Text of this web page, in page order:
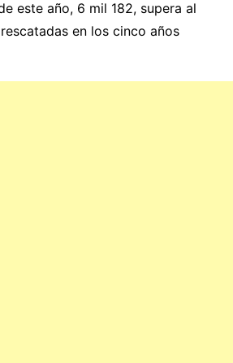
este año, 6 mil 182, supera al
en los cinco años